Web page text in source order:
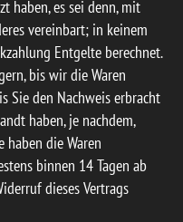
haben, es sei denn, mit
vereinbart; in keinem
Entgelte berechnet.
bis wir die Waren
Sie den Nachweis erbracht
haben, je nachdem,
haben die Waren
binnen 14 Tagen ab
dieses Vertrags